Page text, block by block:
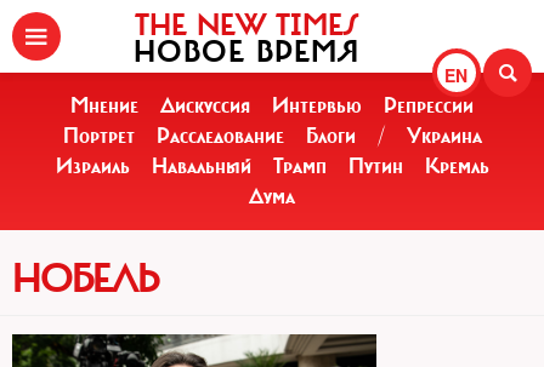
EN
THE NEW TIMES
НОВОЕ ВРЕМЯ
Мнение Дискуссия Интервью
Репрессии
Портрет
Расследование Блоги /
Украина
Израиль
Навальный Трамп Путин
Кремль
Дума
НОБЕЛЬ